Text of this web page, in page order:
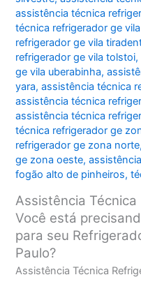
assistência técnica
técnica refrigerador ge
refrigerador ge vila
refrigerador ge vila tolstoi,
ge vila uberabinha,
yara,assistência técnica
assistência técnica
assistência técnica
técnica refrigerador ge
refrigerador ge zona norte
ge zona oeste,
fogão alto de pinheiros,
Assistência Técnica
Você está
para seu
Paulo?
Assistência Técnica